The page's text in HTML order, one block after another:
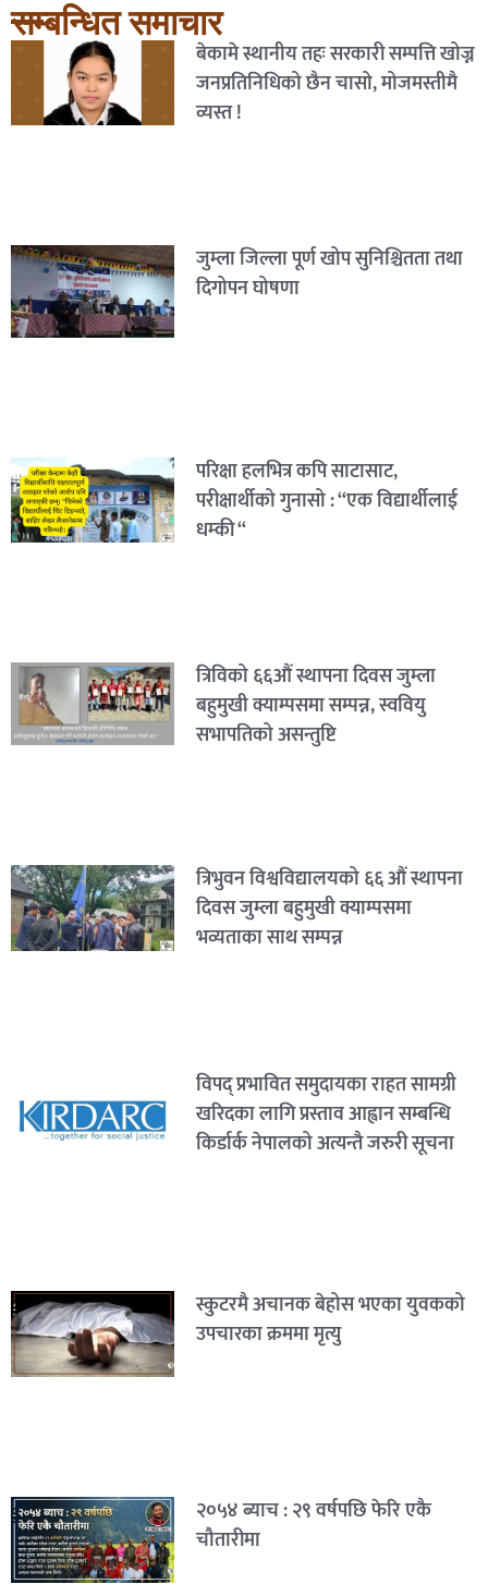
सम्बन्धित समाचार
बेकामे स्थानीय तहः सरकारी सम्पत्ति खोज्न
जनप्रतिनिधिको छैन चासो, मोजमस्तीमै
व्यस्त !
जुम्ला जिल्ला पूर्ण खोप सुनिश्चितता तथा
दिगोपन घोषणा
परिक्षा हलभित्र कपि साटासाट,
परीक्षार्थीको गुनासो : “एक विद्यार्थीलाई
धम्की “
त्रिविको ६६औं स्थापना दिवस जुम्ला
बहुमुखी क्याम्पसमा सम्पन्न, स्ववियु
सभापतिको असन्तुष्टि
त्रिभुवन विश्वविद्यालयको ६६ औं स्थापना
दिवस जुम्ला बहुमुखी क्याम्पसमा
भव्यताका साथ सम्पन्न
विपद् प्रभावित समुदायका राहत सामग्री
खरिदका लागि प्रस्ताव आह्वान सम्बन्धि
किर्डार्क नेपालको अत्यन्तै जरुरी सूचना
स्कुटरमै अचानक बेहोस भएका युवकको
उपचारका क्रममा मृत्यु
२०५४ ब्याच : २९ वर्षपछि फेरि एकै
चौतारीमा